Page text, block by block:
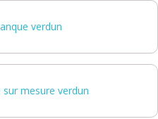
verdun
mesure verdun